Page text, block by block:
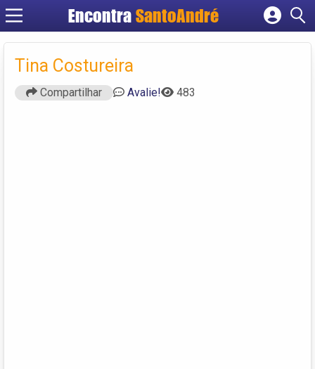
Encontra SantoAndré
Cadastrar empresa
Tina Costureira
Compartilhar Avalie! 483